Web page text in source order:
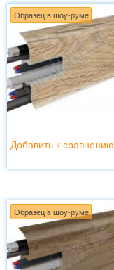
Образец в шоу-руме
Добавить к сравнению
Образец в шоу-руме